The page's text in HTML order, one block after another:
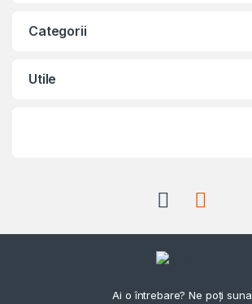
Categorii
Utile
Ai o întrebare? Ne poți suna